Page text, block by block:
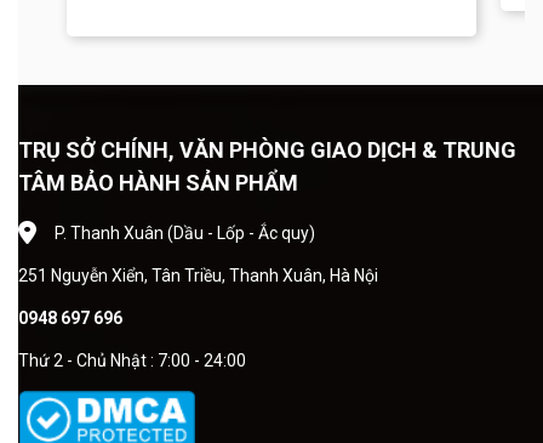
TRỤ SỞ CHÍNH, VĂN PHÒNG GIAO DỊCH & TRUNG
TÂM BẢO HÀNH SẢN PHẨM
P. Thanh Xuân (Dầu - Lốp - Ắc quy)
251 Nguyễn Xiển, Tân Triều, Thanh Xuân, Hà Nội
0948 697 696
Thứ 2 - Chủ Nhật : 7:00 - 24:00